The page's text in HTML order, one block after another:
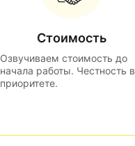
Стоимость
Озвучиваем стоимость до
начала работы. Честность в
приоритете.